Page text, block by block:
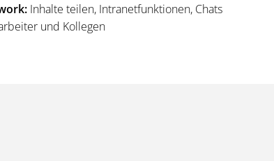
Inhalte teilen, Intranetfunktionen, Chats
und Kollegen